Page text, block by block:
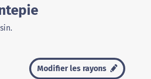
Modifier les rayons